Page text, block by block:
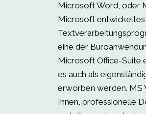
Microsoft Word, oder
Microsoft entwickeltes
eine der
Microsoft Office-Suite
es auch als
erworben werden. MS
Ihnen, professionelle